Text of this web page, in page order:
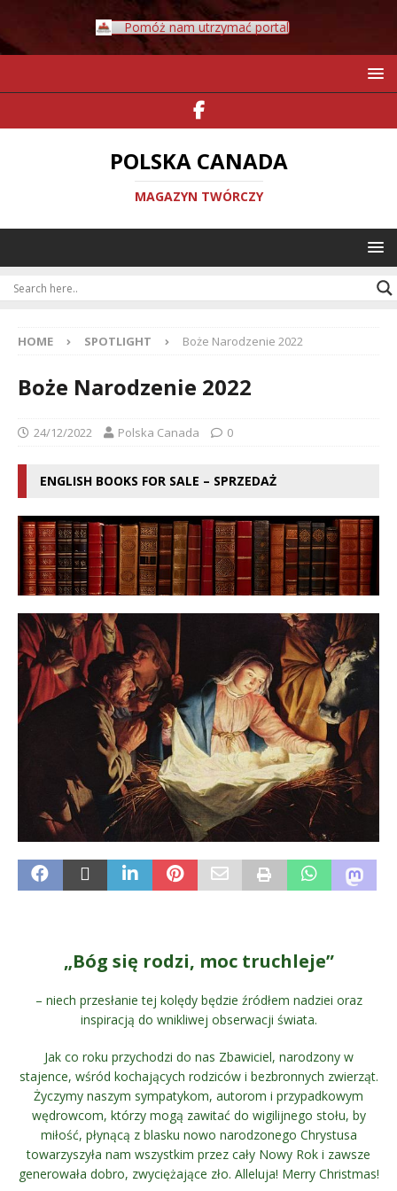
Pomóż nam utrzymać portal
POLSKA CANADA
MAGAZYN TWÓRCZY
HOME SPOTLIGHT Boże Narodzenie 2022
Boże Narodzenie 2022
24/12/2022 Polska Canada 0
ENGLISH BOOKS FOR SALE – SPRZEDAŻ
„Bóg się rodzi, moc truchleje”
– niech przesłanie tej kolędy będzie źródłem nadziei oraz
inspiracją do wnikliwej obserwacji świata.
Jak co roku przychodzi do nas Zbawiciel, narodzony w
stajence, wśród kochających rodziców i bezbronnych zwierząt.
Życzymy naszym sympatykom, autorom i przypadkowym
wędrowcom, którzy mogą zawitać do wigilijnego stołu, by
miłość, płynącą z blasku nowo narodzonego Chrystusa
towarzyszyła nam wszystkim przez cały Nowy Rok i zawsze
generowała dobro, zwyciężające zło. Alleluja! Merry Christmas!